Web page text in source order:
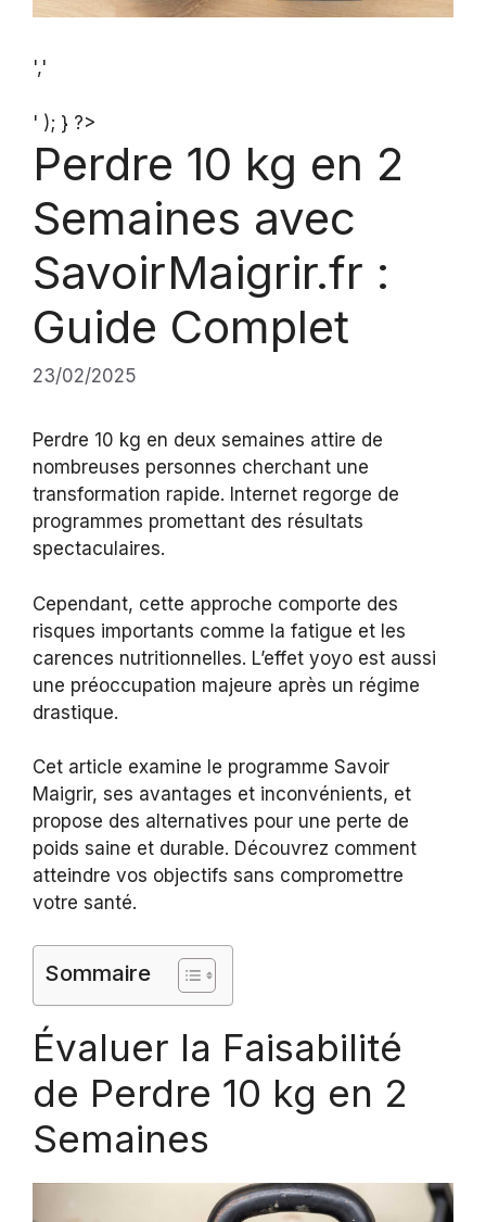
','
' ); } ?>
Perdre 10 kg en 2
Semaines avec
SavoirMaigrir.fr :
Guide Complet
23/02/2025
Perdre 10 kg en deux semaines attire de
nombreuses personnes cherchant une
transformation rapide. Internet regorge de
programmes promettant des résultats
spectaculaires.
Cependant, cette approche comporte des
risques importants comme la fatigue et les
carences nutritionnelles. L’effet yoyo est aussi
une préoccupation majeure après un régime
drastique.
Cet article examine le programme Savoir
Maigrir, ses avantages et inconvénients, et
propose des alternatives pour une perte de
poids saine et durable. Découvrez comment
atteindre vos objectifs sans compromettre
votre santé.
Sommaire
Évaluer la Faisabilité
de Perdre 10 kg en 2
Semaines